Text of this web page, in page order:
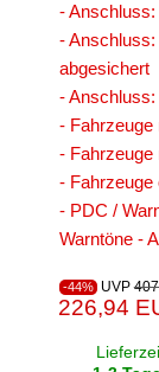
-
-
abgesichert
-
-
-
- Fahrzeuge
- PDC /
Warntöne -
-44% UVP
226,94